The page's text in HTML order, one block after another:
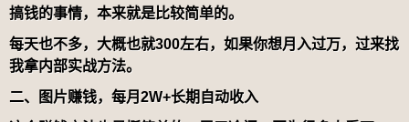
搞钱的事情，本来就是比较简单的。
每天也不多，大概也就300左右，如果你想月入过万，过来找
我拿内部实战方法。
二、图片赚钱，每月2W+长期自动收入